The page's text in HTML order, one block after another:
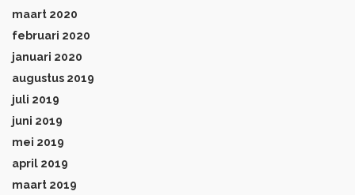
maart 2020
februari 2020
januari 2020
augustus 2019
juli 2019
juni 2019
mei 2019
april 2019
maart 2019